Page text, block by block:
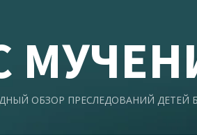
ОБЗОР ПРЕСЛЕДОВАНИЙ ДЕТЕЙ